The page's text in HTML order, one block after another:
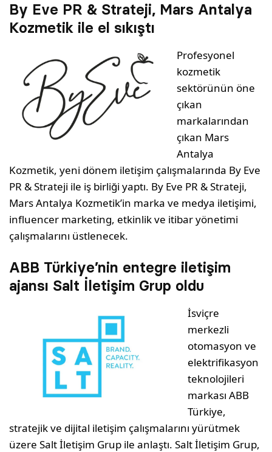
By Eve PR & Strateji, Mars Antalya
Kozmetik ile el sıkıştı
Profesyonel
kozmetik
sektörünün öne
çıkan
markalarından
çıkan Mars
Antalya
Kozmetik, yeni dönem iletişim çalışmalarında By Eve
PR & Strateji ile iş birliği yaptı. By Eve PR & Strateji,
Mars Antalya Kozmetik’in marka ve medya iletişimi,
influencer marketing, etkinlik ve itibar yönetimi
çalışmalarını üstlenecek.
ABB Türkiye’nin entegre iletişim
ajansı Salt İletişim Grup oldu
İsviçre
merkezli
otomasyon ve
elektrifikasyon
teknolojileri
markası ABB
Türkiye,
stratejik ve dijital iletişim çalışmalarını yürütmek
üzere Salt İletişim Grup ile anlaştı. Salt İletişim Grup,